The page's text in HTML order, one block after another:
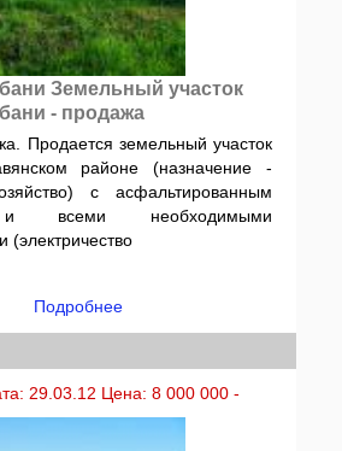
Земельный участок
- продажа
Продается земельный участок
районе (назначение -
с асфальтированным
и всеми необходимыми
(электричество
Подробнее
29.03.12 Цена: 8 000 000 -